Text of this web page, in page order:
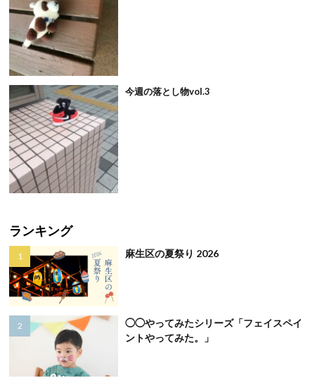
今週の落とし物vol.3
ランキング
麻生区の夏祭り 2026
◯◯やってみたシリーズ「フェイスペイ
ントやってみた。」